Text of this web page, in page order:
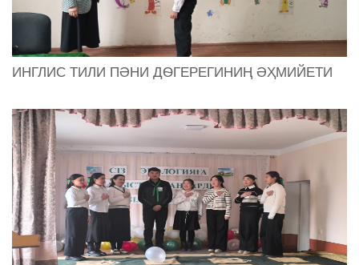
ИНГЛИС ТИЛИ ПӘНИ ДѲГЕРЕГИНИҢ ӘҲМИЙЕТИ